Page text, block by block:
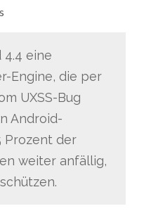
4.4 eine
Engine, die per
UXSS-Bug
Android-
Prozent der
weiter anfällig,